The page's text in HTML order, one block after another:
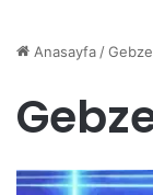
Anasayfa/